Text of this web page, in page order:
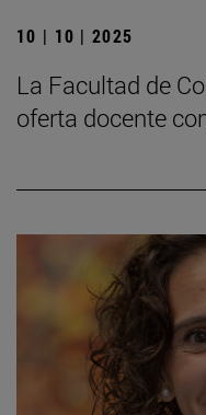
10 | 10 | 2025
La Facultad de
oferta docente